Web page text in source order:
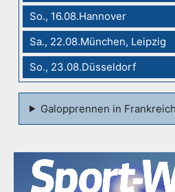
So., 16.08.Hannover
Sa., 22.08.München, Leipzig
So., 23.08.Düsseldorf
Galopprennen in Frankreich